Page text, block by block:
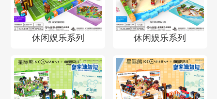
休闲娱乐系列 休闲娱乐系列